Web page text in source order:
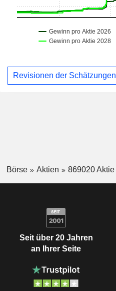
Revisionen der Schätzungen
Börse Aktien 869020 Aktie
Seit über 20 Jahren
an Ihrer Seite